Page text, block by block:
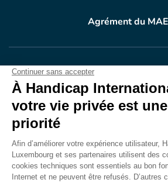
Agrément du
VOTRE DONEN ACTION
Grâce à vous, en 2024, 604.716
bénéficié d’appareillage et
Merci pour votre générosité.